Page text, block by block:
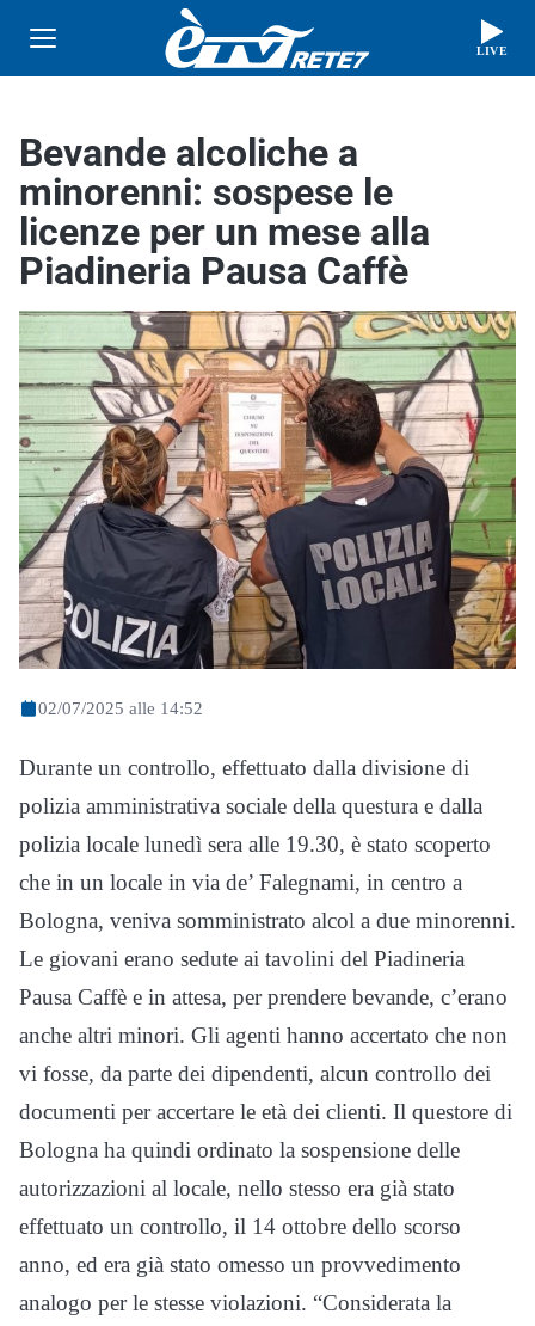
LIVE
Bevande alcoliche a
minorenni: sospese le
licenze per un mese alla
Piadineria Pausa Caffè
02/07/2025 alle 14:52
Durante un controllo, effettuato dalla divisione di
polizia amministrativa sociale della questura e dalla
polizia locale lunedì sera alle 19.30, è stato scoperto
che in un locale in via de’ Falegnami, in centro a
Bologna, veniva somministrato alcol a due minorenni.
Le giovani erano sedute ai tavolini del Piadineria
Pausa Caffè e in attesa, per prendere bevande, c’erano
anche altri minori. Gli agenti hanno accertato che non
vi fosse, da parte dei dipendenti, alcun controllo dei
documenti per accertare le età dei clienti. Il questore di
Bologna ha quindi ordinato la sospensione delle
autorizzazioni al locale, nello stesso era già stato
effettuato un controllo, il 14 ottobre dello scorso
anno, ed era già stato omesso un provvedimento
analogo per le stesse violazioni. “Considerata la